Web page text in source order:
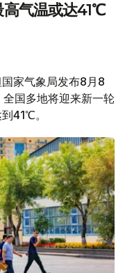
高气温或达41℃
国家气象局发布8月8
国多地将迎来新一轮
41℃。